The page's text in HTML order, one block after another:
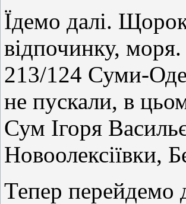
Їдемо далі.
відпочинку,
213/124 Суми-
не пускали, в
Сум Ігоря
Новоолексіївки,
Тепер перейдемо